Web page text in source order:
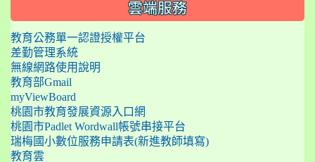
雲端服務
教育公務單一認證授權平台
差勤管理系統
無線網路使用說明
教育部Gmail
myViewBoard
桃園市教育發展資源入口網
桃園市Padlet Wordwall帳號串接平台
瑞梅國小數位服務申請表(新進教師填寫)
教育雲